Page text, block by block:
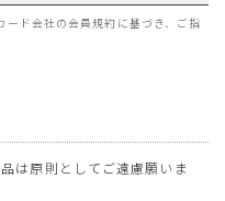
ド会社の会員規約に基づき、ご指
は原則としてご遠慮願いま